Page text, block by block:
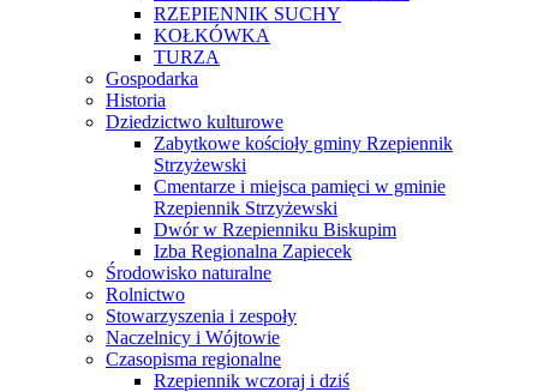
RZEPIENNIK SUCHY
KOŁKÓWKA
TURZA
Gospodarka
Historia
Dziedzictwo kulturowe
Zabytkowe kościoły gminy Rzepiennik
Strzyżewski
Cmentarze i miejsca pamięci w gminie
Rzepiennik Strzyżewski
Dwór w Rzepienniku Biskupim
Izba Regionalna Zapiecek
Środowisko naturalne
Rolnictwo
Stowarzyszenia i zespoły
Naczelnicy i Wójtowie
Czasopisma regionalne
Rzepiennik wczoraj i dziś